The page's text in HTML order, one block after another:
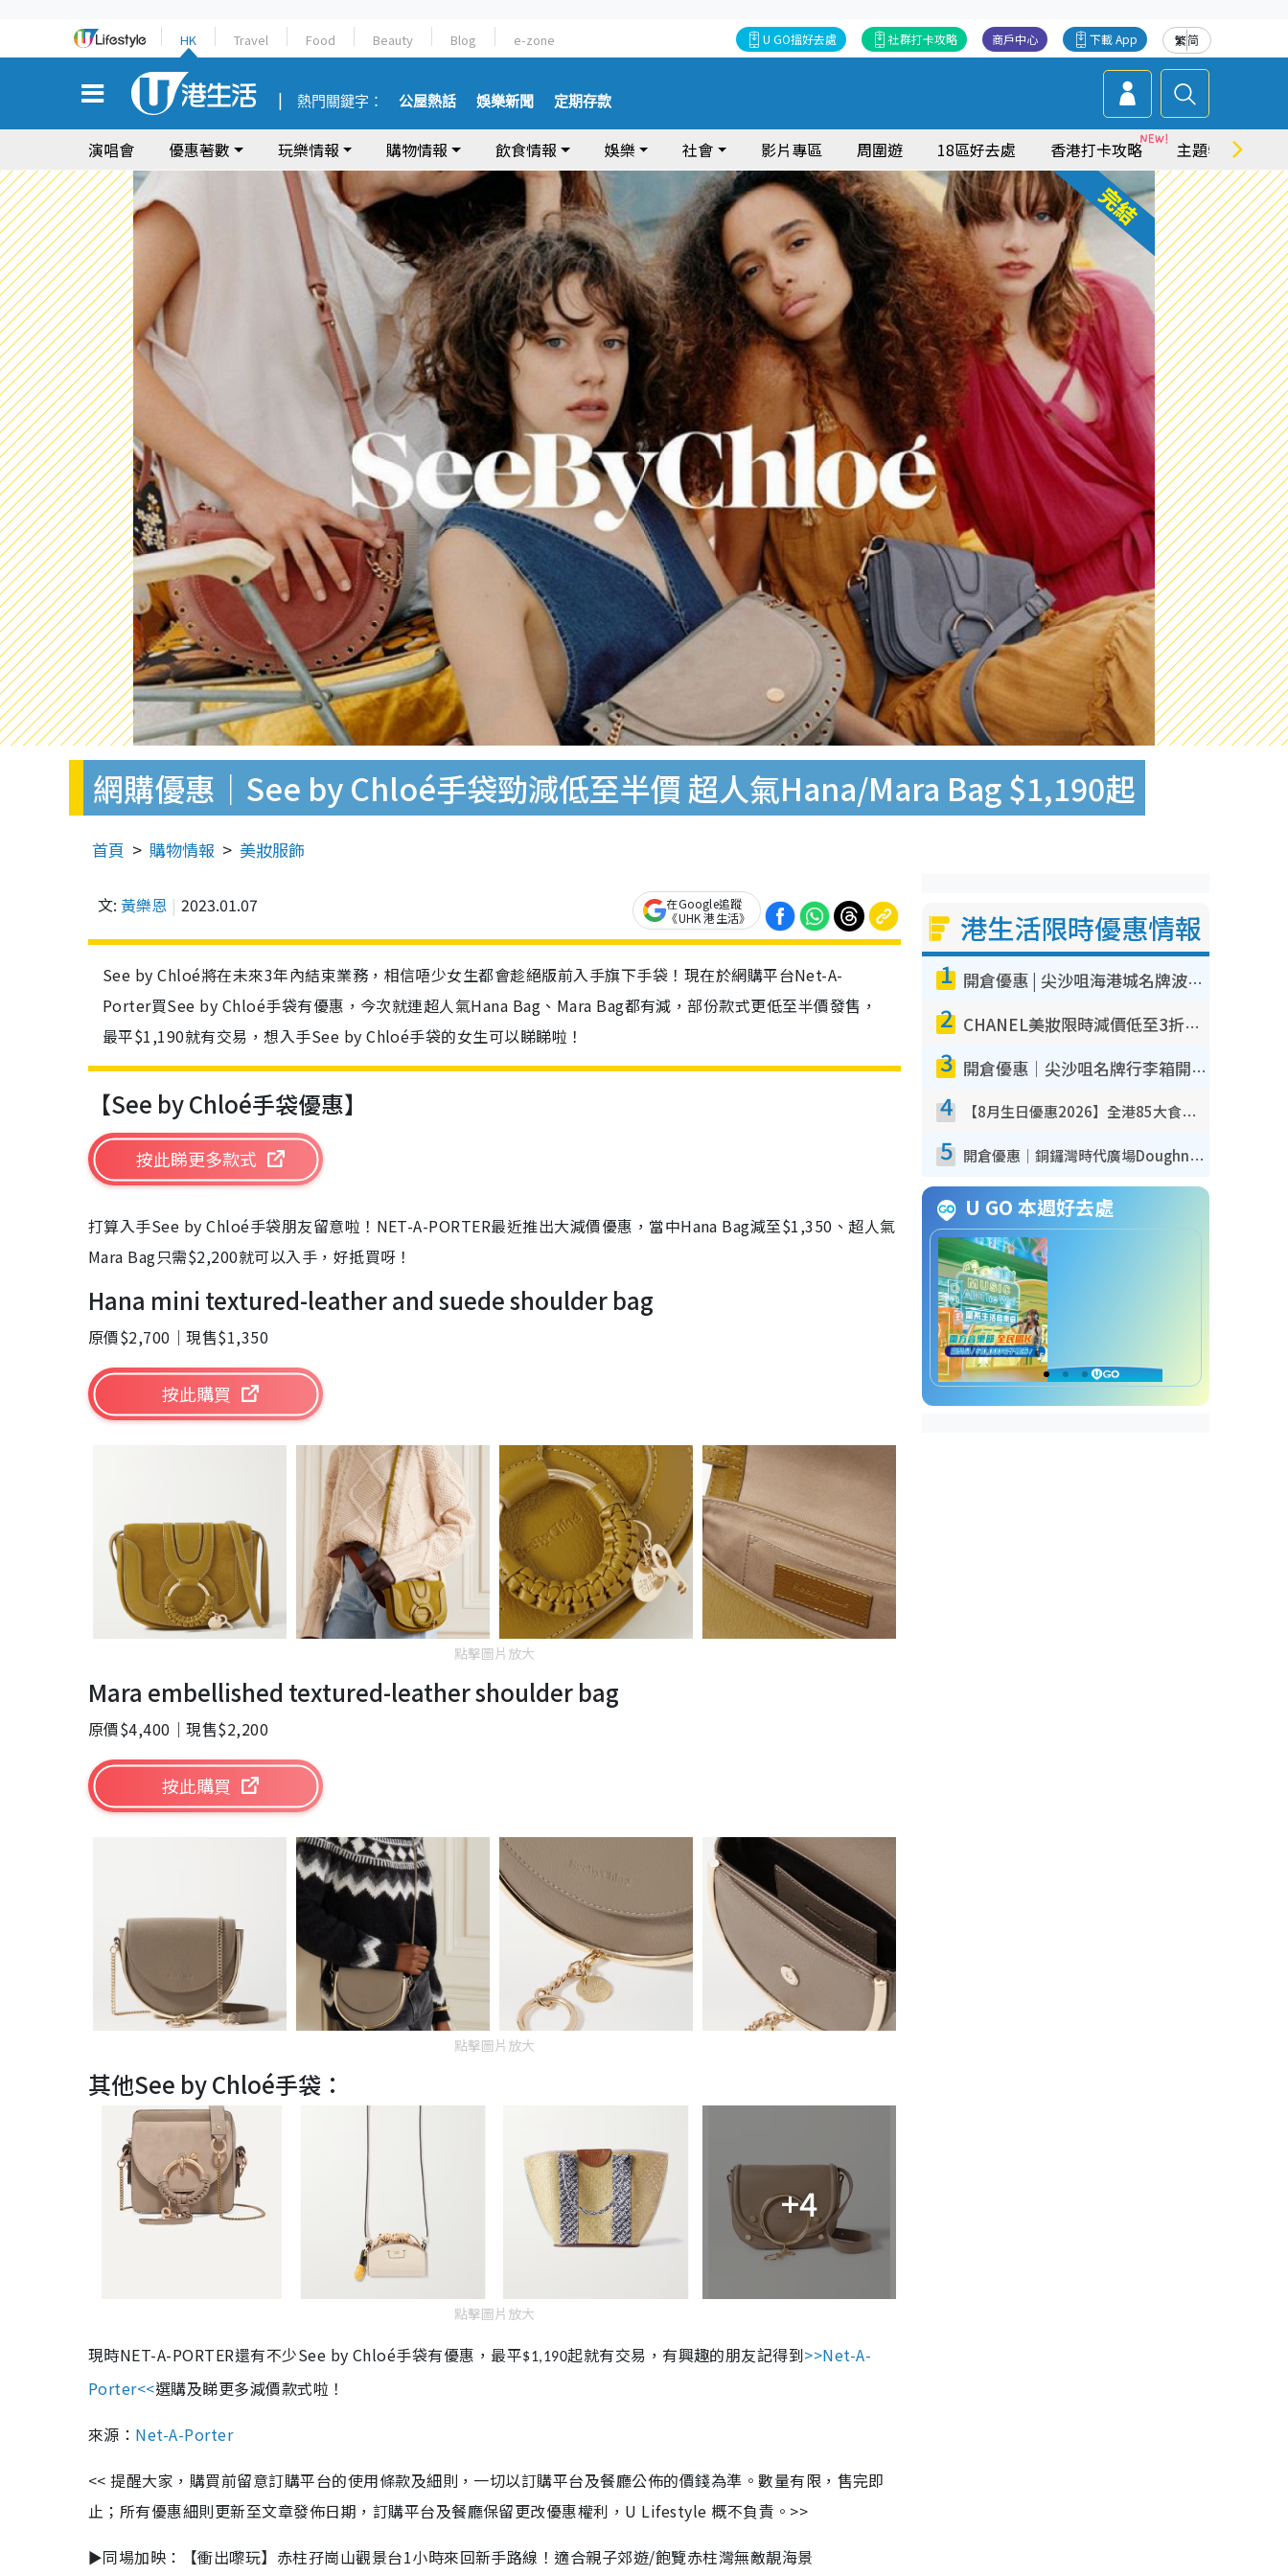
HK Travel Food Beauty Blog e-zone 繁简
下載 App
商戶中心
社群打卡攻略
U GO搵好去處
熱門關鍵字： 公屋熱話 娛樂新聞 定期存款
演唱會 優惠著數 玩樂情報 購物情報 飲食情報 娛樂 社會 影片專區 周圍遊 18區好去處 香港打卡攻略 主題特集
網購優惠｜See by Chloé手袋勁減低至半價 超人氣Hana/Mara Bag $1,190起
首頁 購物情報 美妝服飾
文: 黃樂恩 2023.01.07
在Google追蹤
《UHK 港生活》
See by Chloé將在未來3年內結束業務，相信唔少女生都會趁絕版前入手旗下手袋！現在於網購平台Net-A-
Porter買See by Chloé手袋有優惠，今次就連超人氣Hana Bag、Mara Bag都有減，部份款式更低至半價發售，
最平$1,190就有交易，想入手See by Chloé手袋的女生可以睇睇啦！
【See by Chloé手袋優惠】
按此睇更多款式
打算入手See by Chloé手袋朋友留意啦！NET-A-PORTER最近推出大減價優惠，當中Hana Bag減至$1,350、超人氣
Mara Bag只需$2,200就可以入手，好抵買呀！
Hana mini textured-leather and suede shoulder bag
原價$2,700｜現售$1,350
按此購買
點擊圖片放大
Mara embellished textured-leather shoulder bag
原價$4,400｜現售$2,200
按此購買
點擊圖片放大
其他See by Chloé手袋：
+4
點擊圖片放大
現時NET-A-PORTER還有不少See by Chloé手袋有優惠，最平$1,190起就有交易，有興趣的朋友記得到>>Net-A-
Porter<<選購及睇更多減價款式啦！
來源： Net-A-Porter
<< 提醒大家，購買前留意訂購平台的使用條款及細則，一切以訂購平台及餐廳公佈的價錢為準。數量有限，售完即
止；所有優惠細則更新至文章發佈日期，訂購平台及餐廳保留更改優惠權利，U Lifestyle 概不負責。>>
►同場加映：【衝出嚟玩】赤柱孖崗山觀景台1小時來回新手路線！適合親子郊遊/飽覽赤柱灣無敵靚海景
港生活限時優惠情報
1 開倉優惠 | 尖沙咀海港城名牌波鞋開倉低至1折！On鞋$899起／Joy&Peace鞋履$98起
2 CHANEL美妝限時減價低至3折！人氣粉底/唇膏/精華液低至$275！COCO香水都有平
3 開倉優惠｜尖沙咀名牌行李箱開倉低至4折！一連5日 American Tourister/ace./Hallmark $200起！
4 【8月生日優惠2026】全港85大食買玩著數攻略 自助餐/火鍋放題同行免費＋誠品/DONKI送現金券
5 開倉優惠｜銅鑼灣時代廣場Doughnut/Campo Marzio開倉低至1折！背囊、書包、手袋劈價$200起
U GO 本週好去處